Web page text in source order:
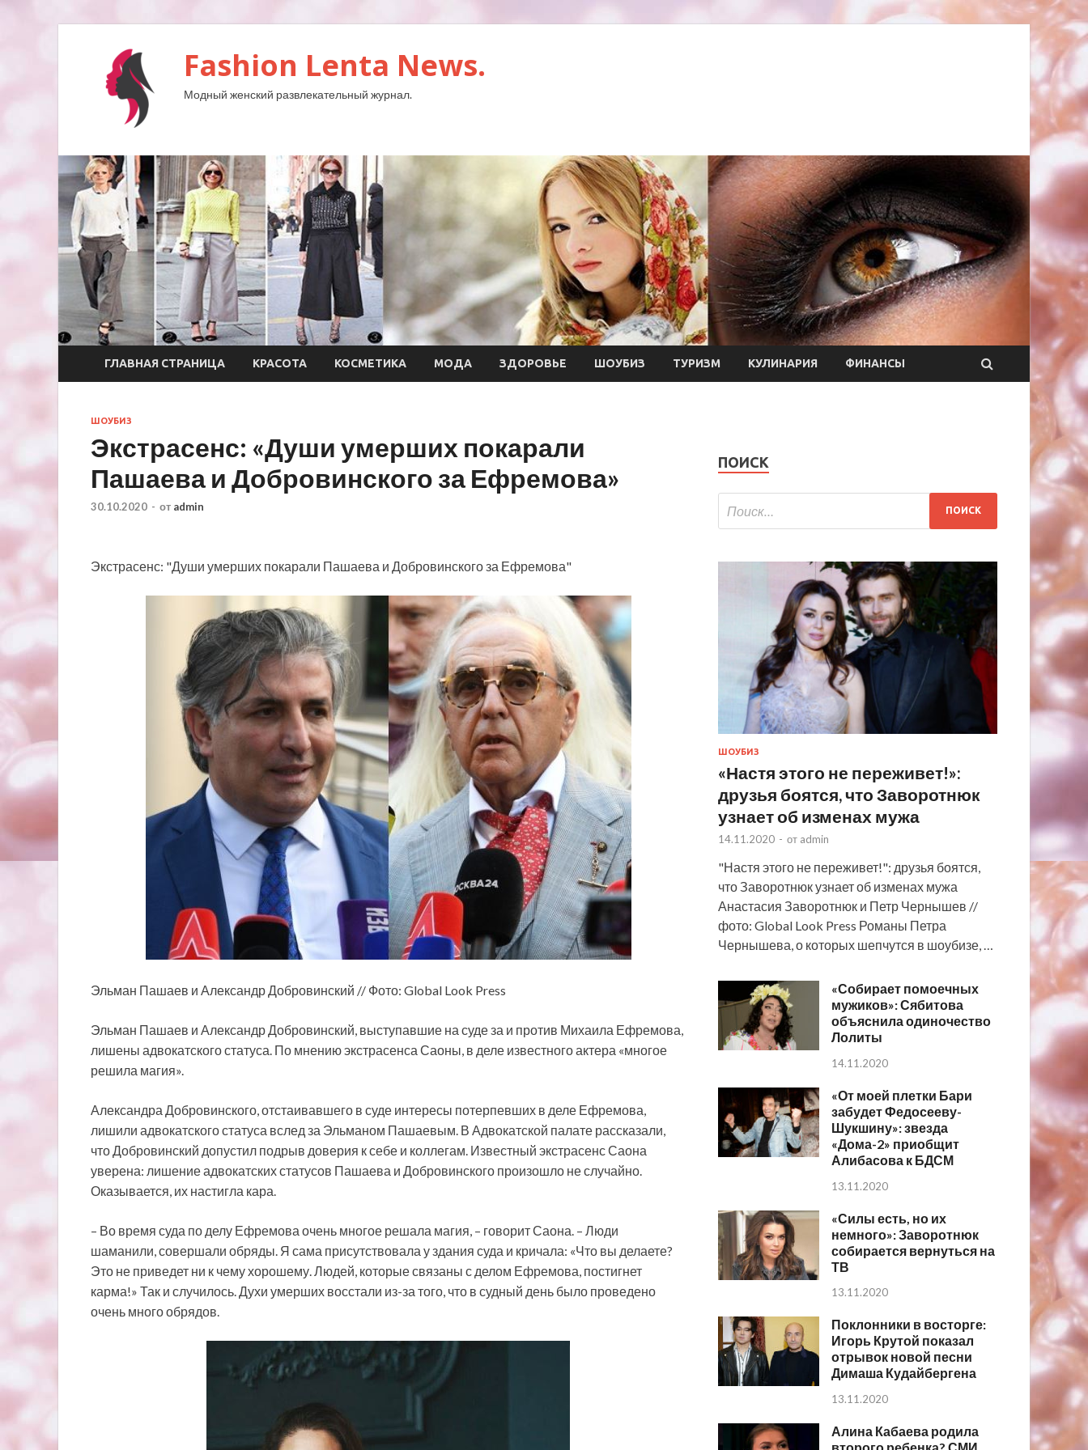
Fashion Lenta News.
Модный женский развлекательный журнал.
ГЛАВНАЯ СТРАНИЦА КРАСОТА КОСМЕТИКА МОДА ЗДОРОВЬЕ ШОУБИЗ ТУРИЗМ КУЛИНАРИЯ ФИНАНСЫ
ШОУБИЗ
Экстрасенс: «Души умерших покарали
Пашаева и Добровинского за Ефремова»
30.10.2020 - от admin
Экстрасенс: "Души умерших покарали Пашаева и Добровинского за Ефремова"
Эльман Пашаев и Александр Добровинский // Фото: Global Look Press
Эльман Пашаев и Александр Добровинский, выступавшие на суде за и против Михаила Ефремова,
лишены адвокатского статуса. По мнению экстрасенса Саоны, в деле известного актера «многое
решила магия».
Александра Добровинского, отстаивавшего в суде интересы потерпевших в деле Ефремова,
лишили адвокатского статуса вслед за Эльманом Пашаевым. В Адвокатской палате рассказали,
что Добровинский допустил подрыв доверия к себе и коллегам. Известный экстрасенс Саона
уверена: лишение адвокатских статусов Пашаева и Добровинского произошло не случайно.
Оказывается, их настигла кара.
– Во время суда по делу Ефремова очень многое решала магия, – говорит Саона. – Люди
шаманили, совершали обряды. Я сама присутствовала у здания суда и кричала: «Что вы делаете?
Это не приведет ни к чему хорошему. Людей, которые связаны с делом Ефремова, постигнет
карма!» Так и случилось. Духи умерших восстали из-за того, что в судный день было проведено
очень много обрядов.
ПОИСК
ШОУБИЗ
«Настя этого не переживет!»:
друзья боятся, что Заворотнюк
узнает об изменах мужа
14.11.2020 - от admin
"Настя этого не переживет!": друзья боятся,
что Заворотнюк узнает об изменах мужа
Анастасия Заворотнюк и Петр Чернышев //
фото: Global Look Press Романы Петра
Чернышева, о которых шепчутся в шоубизе, …
«Собирает помоечных
мужиков»: Сябитова
объяснила одиночество
Лолиты
14.11.2020
«От моей плетки Бари
забудет Федосееву-
Шукшину»: звезда
«Дома-2» приобщит
Алибасова к БДСМ
13.11.2020
«Силы есть, но их
немного»: Заворотнюк
собирается вернуться на
ТВ
13.11.2020
Поклонники в восторге:
Игорь Крутой показал
отрывок новой песни
Димаша Кудайбергена
13.11.2020
Алина Кабаева родила